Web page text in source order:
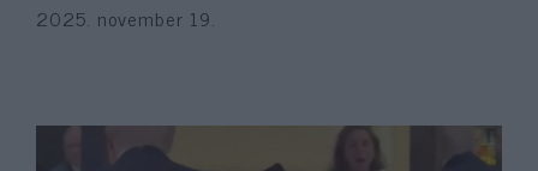
2025. november 19.